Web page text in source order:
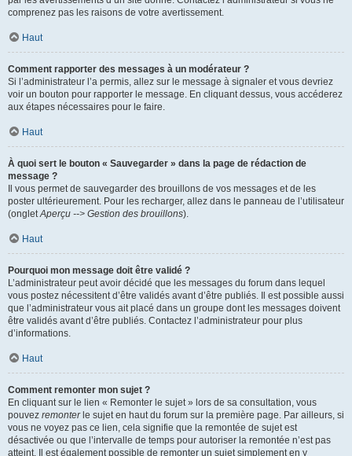
comprenez pas les raisons de votre avertissement.
Haut
Comment rapporter des messages à un modérateur ?
Si l’administrateur l’a permis, allez sur le message à signaler et vous devriez
voir un bouton pour rapporter le message. En cliquant dessus, vous accéderez
aux étapes nécessaires pour le faire.
Haut
À quoi sert le bouton « Sauvegarder » dans la page de rédaction de
message ?
Il vous permet de sauvegarder des brouillons de vos messages et de les
poster ultérieurement. Pour les recharger, allez dans le panneau de l’utilisateur
(ongletAperçu --> Gestion des brouillons).
Haut
Pourquoi mon message doit être validé ?
L’administrateur peut avoir décidé que les messages du forum dans lequel
vous postez nécessitent d’être validés avant d’être publiés. Il est possible aussi
que l’administrateur vous ait placé dans un groupe dont les messages doivent
être validés avant d’être publiés. Contactez l’administrateur pour plus
d’informations.
Haut
Comment remonter mon sujet ?
En cliquant sur le lien « Remonter le sujet » lors de sa consultation, vous
pouvez remonterle sujet en haut du forum sur la première page. Par ailleurs, si
vous ne voyez pas ce lien, cela signifie que la remontée de sujet est
désactivée ou que l’intervalle de temps pour autoriser la remontée n’est pas
atteint. Il est également possible de remonter un sujet simplement en y